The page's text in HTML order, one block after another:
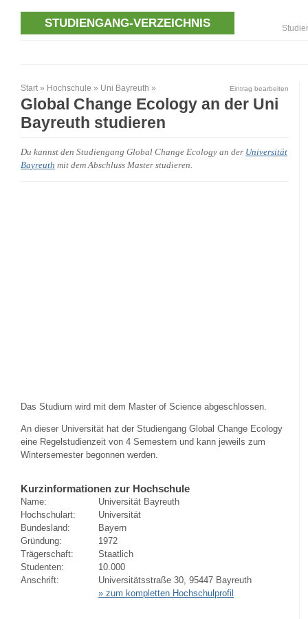
STUDIENGANG-VERZEICHNIS
Start » Hochschule » Uni Bayreuth » Eintrag bearbeiten
Global Change Ecology an der Uni
Bayreuth studieren
Du kannst den Studiengang Global Change Ecology an der Universität
Bayreuth mit dem Abschluss Master studieren.
Das Studium wird mit dem Master of Science abgeschlossen.
An dieser Universität hat der Studiengang Global Change Ecology
eine Regelstudienzeit von 4 Semestern und kann jeweils zum
Wintersemester begonnen werden.
Kurzinformationen zur Hochschule
Name:
Universität Bayreuth
Hochschulart:
Universität
Bundesland:
Bayern
Gründung:
1972
Trägerschaft:
Staatlich
Studenten:
10.000
Anschrift:
Universitätsstraße 30, 95447 Bayreuth
» zum kompletten Hochschulprofil